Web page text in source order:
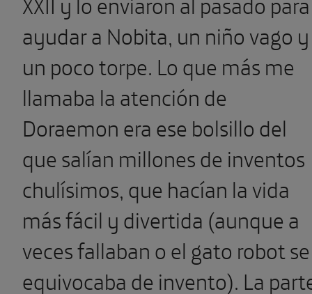
ayudar a Nobita, un niño vago y
un poco torpe. Lo que más me
llamaba la atención de
Doraemon era ese bolsillo del
que salían millones de inventos
chulísimos, que hacían la vida
más fácil y divertida (aunque a
veces fallaban o el gato robot se
equivocaba de invento). La